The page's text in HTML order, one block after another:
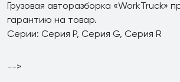
Грузовая авторазборка «WorkTruck»
гарантию на товар.
Серии: Серия P, Серия G, Серия R
-->